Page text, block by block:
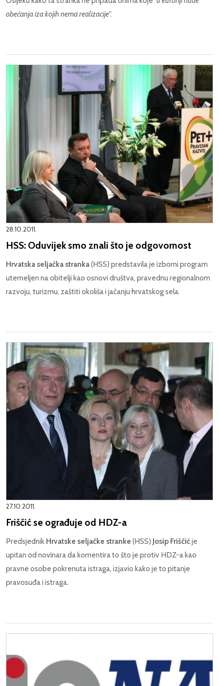
obećanja iza kojih nema realizacije".
28.10.2011.
HSS: Oduvijek smo znali što je odgovornost
Hrvatska seljačka stranka(HSS) predstavila je izborni program
utemeljen na obitelji kao osnovi društva, pravednu regionalnom
razvoju, turizmu, zaštiti okoliša i jačanju hrvatskog sela.
27.10.2011.
Friščić se ograđuje od HDZ-a
Predsjednik Hrvatske seljačke stranke (HSS) Josip Friščićje
upitan od novinara da komentira to što je protiv HDZ-a kao
pravne osobe pokrenuta istraga, izjavio kako je to pitanje
pravosuđa i istraga.